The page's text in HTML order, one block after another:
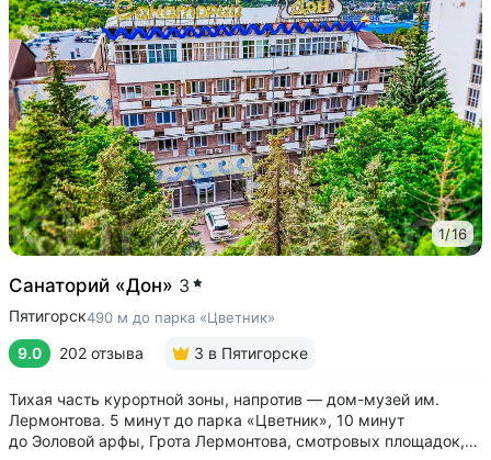
1/16
Санаторий «Дон» 3
Пятигорск490 м до парка «Цветник»
9.0 202 отзыва 3 в Пятигорске
Тихая часть курортной зоны, напротив — дом-музей им.
Лермонтова. 5 минут до парка «Цветник», 10 минут
до Эоловой арфы, Грота Лермонтова, смотровых площадок,